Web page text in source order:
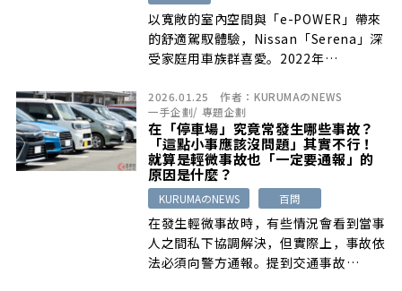
以寬敞的室內空間與「e-POWER」帶來
的舒適駕馭體驗，Nissan「Serena」深
受家庭用車族群喜愛。2022年…
2026.01.25 作者： KURUMAのNEWS
一手企劃/ 專題企劃
在「停車場」究竟常發生哪些事故？
「這點小事應該沒問題」其實不行！
就算是輕微事故也「一定要通報」的
原因是什麼？
KURUMAのNEWS 百問
在發生輕微事故時，有些情況會看到當事
人之間私下協調解決，但實際上，事故依
法必須向警方通報。提到交通事故…